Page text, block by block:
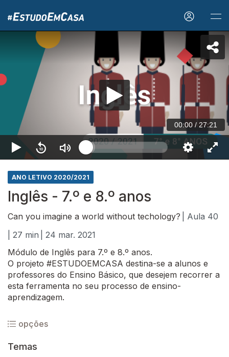
00:00 / 27:21
ANO LETIVO 2020/2021
Inglês - 7.º e 8.º anos
Can you imagine a world without techology?
| Aula 40
| 27 min
| 24 mar. 2021
Módulo de Inglês para 7.º e 8.º anos.
O projeto #ESTUDOEMCASA destina-se a alunos e
professores do Ensino Básico, que desejem recorrer a
esta ferramenta no seu processo de ensino-
aprendizagem.
opções
Temas